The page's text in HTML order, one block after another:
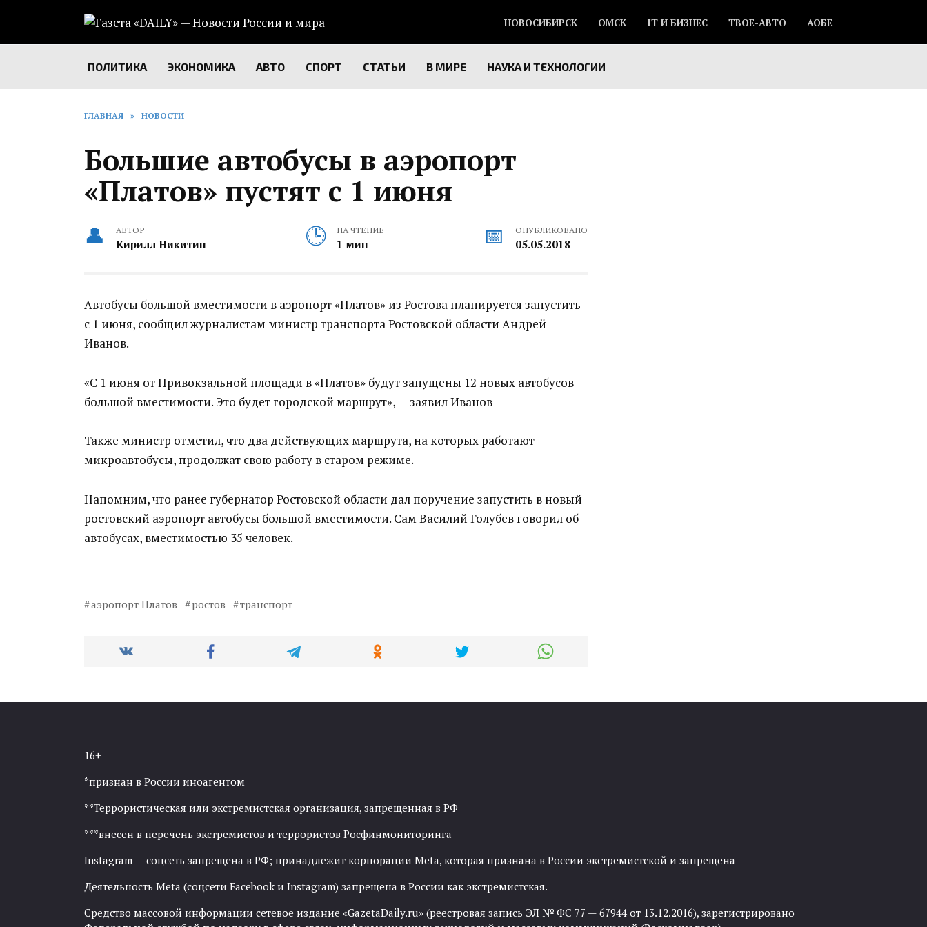
содержанию
НОВОСИБИРСК ОМСК IT И БИЗНЕС ТВОЕ-АВТО АОБЕ
ПОЛИТИКА ЭКОНОМИКА АВТО СПОРТ СТАТЬИ В МИРЕ НАУКА И ТЕХНОЛОГИИ
ГЛАВНАЯ » НОВОСТИ
Большие автобусы в аэропорт
«Платов» пустят с 1 июня
АВТОР
Кирилл Никитин
НА ЧТЕНИЕ
1 мин
ОПУБЛИКОВАНО
05.05.2018
Автобусы большой вместимости в аэропорт «Платов» из Ростова планируется запустить
с 1 июня, сообщил журналистам министр транспорта Ростовской области Андрей
Иванов.
«С 1 июня от Привокзальной площади в «Платов» будут запущены 12 новых автобусов
большой вместимости. Это будет городской маршрут», — заявил Иванов
Также министр отметил, что два действующих маршрута, на которых работают
микроавтобусы, продолжат свою работу в старом режиме.
Напомним, что ранее губернатор Ростовской области дал поручение запустить в новый
ростовский аэропорт автобусы большой вместимости. Сам Василий Голубев говорил об
автобусах, вместимостью 35 человек.
аэропорт Платов ростов транспорт
16+
*признан в России иноагентом
**Террористическая или экстремистская организация, запрещенная в РФ
***внесен в перечень экстремистов и террористов Росфинмониторинга
Instagram — соцсеть запрещена в РФ; принадлежит корпорации Meta, которая признана в России экстремистской и запрещена
Деятельность Meta (соцсети Facebook и Instagram) запрещена в России как экстремистская.
Средство массовой информации сетевое издание «GazetaDaily.ru» (реестровая запись ЭЛ № ФС 77 — 67944 от 13.12.2016), зарегистрировано